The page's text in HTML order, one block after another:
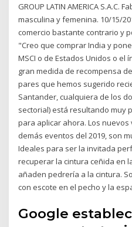
GROUP LATIN AMERICA
masculina y femenina. 10/15/
comercio bastante contrario y
"Creo que comprar India y
MSCI o de Estados Unidos o el
gran medida de recompensa
pares que hemos sugerido
Santander, cualquiera de los
sectorial) está resultando muy
para aplicar ahora. Los
demás eventos del 2019, son
Ideales para ser la invitada
recuperar la cintura ceñida en
añaden pedrería a la cintura.
con escote en el pecho y la
Google